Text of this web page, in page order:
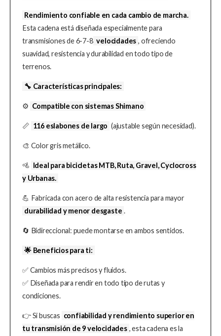
Rendimiento confiable en cada cambio de marcha.
Esta cadena está diseñada especialmente para
transmisiones de 6-7-8 velocidades , ofreciendo
suavidad, resistencia y durabilidad en todo tipo de
terrenos.
🔧 Características principales:
⚙️ Compatible con sistemas Shimano
📏 116 eslabones de largo (ajustable según necesidad).
🎨 Color gris metálico.
🚵 Ideal para bicicletas MTB, Ruta, Gravel, Cyclocross
y Urbanas.
💪 Fabricada con acero de alta resistencia para mayor
durabilidad y menor desgaste .
🔄 Bidireccional: puede montarse en ambos sentidos.
🌟 Beneficios para ti:
✅ Cambios más precisos y fluidos.
✅ Diseñada para rendir en todo tipo de rutas y
condiciones.
👉 Si buscas confiabilidad y rendimiento superior en
tu transmisión de 9 velocidades , esta cadena es la